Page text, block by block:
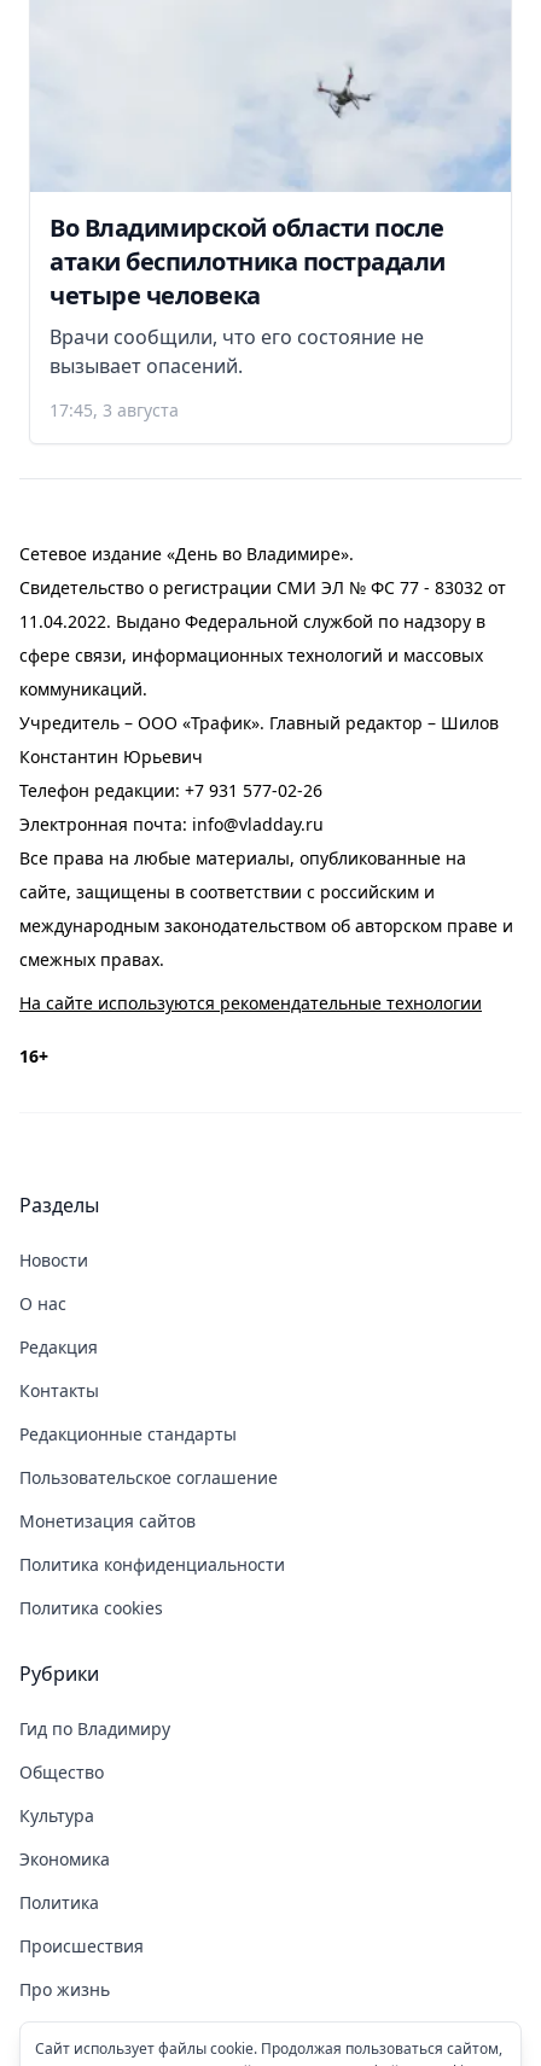
Во Владимирской области после
атаки беспилотника пострадали
четыре человека
Врачи сообщили, что его состояние не
вызывает опасений.
17:45, 3 августа
Сетевое издание «День во Владимире».
Свидетельство о регистрации СМИ ЭЛ № ФС 77 - 83032 от
11.04.2022. Выдано Федеральной службой по надзору в
сфере связи, информационных технологий и массовых
коммуникаций.
Учредитель – ООО «Трафик». Главный редактор – Шилов
Константин Юрьевич
Телефон редакции: +7 931 577-02-26
Электронная почта: info@vladday.ru
Все права на любые материалы, опубликованные на
сайте, защищены в соответствии с российским и
международным законодательством об авторском праве и
смежных правах.
На сайте используются рекомендательные технологии
16+
Разделы
Новости
О нас
Редакция
Контакты
Редакционные стандарты
Пользовательское соглашение
Монетизация сайтов
Политика конфиденциальности
Политика cookies
Рубрики
Гид по Владимиру
Общество
Культура
Экономика
Политика
Происшествия
Про жизнь
Здоровье
Сайт использует файлы cookie. Продолжая пользоваться сайтом,